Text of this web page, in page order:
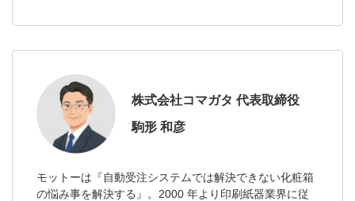
株式会社コマガタ 代表取締役
駒形 和彦
モットーは『自動受注システムでは解決できない化粧箱
の悩み事を解決する』。2000 年より印刷紙器業界に従